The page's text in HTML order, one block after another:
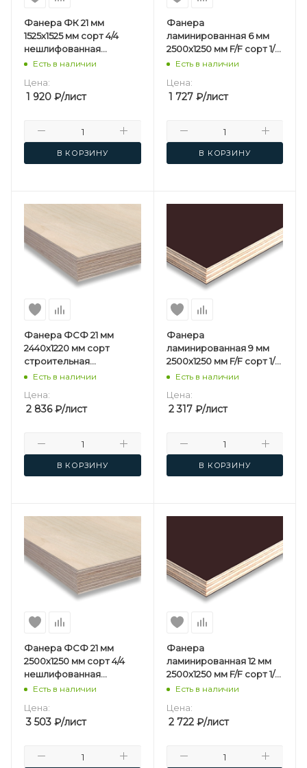
Фанера ФК 21 мм
1525х1525 мм сорт 4/4
нешлифованная
березовая
Есть в наличии
Цена:
1 920 ₽/лист
В КОРЗИНУ
Фанера
ламинированная 6 мм
2500х1250 мм F/F сорт 1/1
березовая
Есть в наличии
Цена:
1 727₽/лист
В КОРЗИНУ
Фанера ФСФ 21 мм
2440х1220 мм сорт
строительная
нешлифованная
Есть в наличии
Цена:
2 836₽/лист
В КОРЗИНУ
Фанера
ламинированная 9 мм
2500х1250 мм F/F сорт 1/1
березовая
Есть в наличии
Цена:
2 317₽/лист
В КОРЗИНУ
Фанера ФСФ 21 мм
2500х1250 мм сорт 4/4
нешлифованная
березовая
Есть в наличии
Цена:
3 503 ₽/лист
Фанера
ламинированная 12 мм
2500х1250 мм F/F сорт 1/1
березовая
Есть в наличии
Цена:
2 722₽/лист